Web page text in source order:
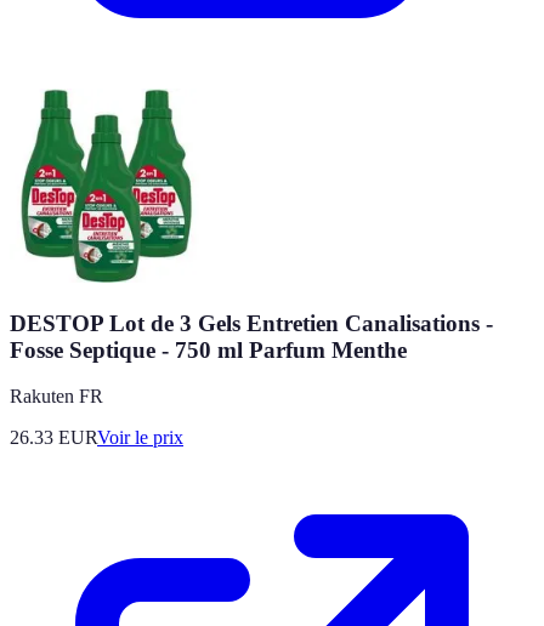
DESTOP Lot de 3 Gels Entretien Canalisations -
Fosse Septique - 750 ml Parfum Menthe
Rakuten FR
26.33 EURVoir le prix